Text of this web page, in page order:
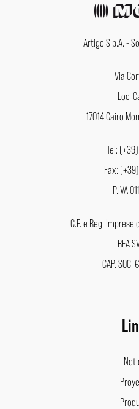
Artigo S.p.A. -
Via
Loc.
17014 Cairo
Tel:
Fax:
P.IVA
C.F. e Reg.
REA
CAP. SOC.